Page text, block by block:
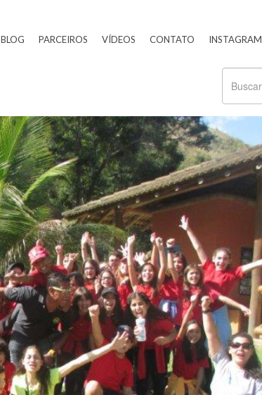
BLOG PARCEIROS VÍDEOS CONTATO INSTAGRAM